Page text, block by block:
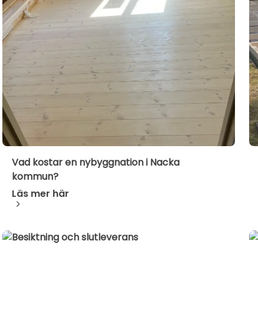
Vad kostar en nybyggnation i Nacka
kommun?
Läs mer här